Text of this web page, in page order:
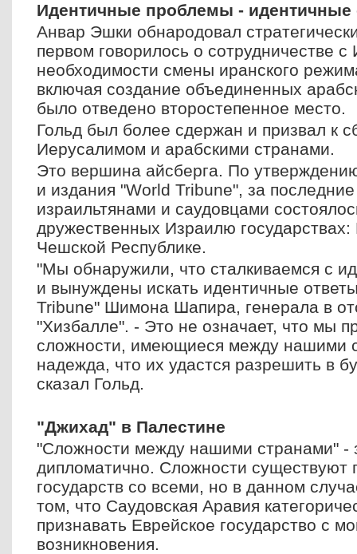
Идентичные проблемы - идентичные
Анвар Эшки обнародовал
первом говорилось о сотрудничестве
необходимости смены иранского
включая создание объединенных
было отведено второстепенное место.
Гольд был более сдержан и призвал к
Иерусалимом и арабскими странами.
Это вершина айсберга. По
и издания "World Tribune", за
израильтянами и саудовцами
дружественных Израилю
Чешской Республике.
"Мы обнаружили, что сталкиваемся с
и вынуждены искать идентичные
Tribune" Шимона Шапира, генерала в
"Хизбалле". - Это не означает, что мы
сложности, имеющиеся между нашими
надежда, что их удастся разрешить в
сказал Гольд.
"Джихад" в Палестине
"Сложности между нашими странами" -
дипломатично. Сложности существуют
государств со всеми, но в данном
том, что Саудовская Аравия
признавать Еврейское государство с
возникновения.